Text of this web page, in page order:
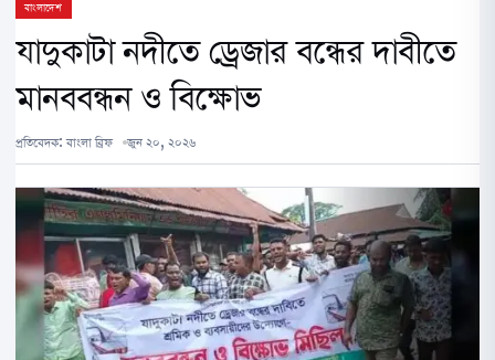
বাংলাদেশ
যাদুকাটা নদীতে ড্রেজার বন্ধের দাবীতে
মানববন্ধন ও বিক্ষোভ
প্রতিবেদক:বাংলা ব্রিফ জুন ২০, ২০২৬